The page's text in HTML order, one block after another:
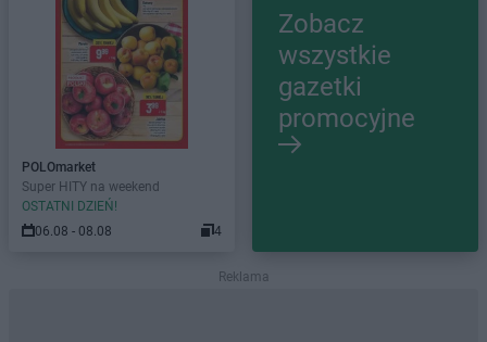
POLOmarket
Super HITY na weekend
OSTATNI DZIEŃ!
06.08 - 08.08
4
Zobacz
wszystkie
gazetki
promocyjne
Reklama